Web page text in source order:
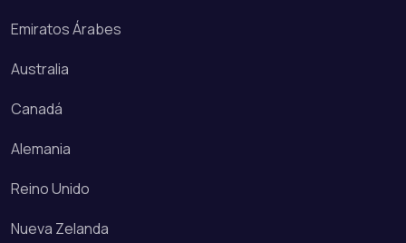
Emiratos Árabes
Australia
Canadá
Alemania
Reino Unido
Nueva Zelanda